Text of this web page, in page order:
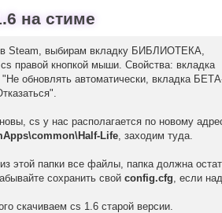
на стиме
Steam, выбирам вкладку БИБЛИОТЕКА,
правой кнопкой мыши. Свойства: вкладка
обновлять автоматически, вкладка
cs у нас располагается по новому
Life, заходим туда.
этой папки все файлы, папка должна
сохранить свойconfig.cfg, если
скачиваем cs 1.6 старой версии.